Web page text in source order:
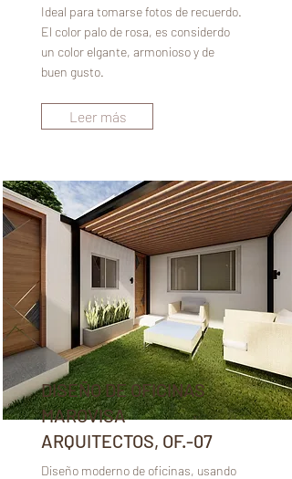
Ideal para tomarse fotos de recuerdo.
El color palo de rosa, es considerdo
un color elgante, armonioso y de
buen gusto.
Leer más
DISEÑO DE OFICINAS
MAROVISA
ARQUITECTOS, OF.-07
Diseño moderno de oficinas, usando